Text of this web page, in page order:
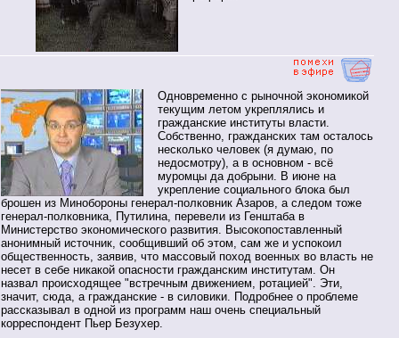
Одновременно с рыночной экономикой
текущим летом укреплялись и
гражданские институты власти.
Собственно, гражданских там осталось
несколько человек (я думаю, по
недосмотру), а в основном - всё
муромцы да добрыни. В июне на
укрепление социального блока был
брошен из Минобороны генерал-полковник Азаров, а следом тоже
генерал-полковника, Путилина, перевели из Генштаба в
Министерство экономического развития. Высокопоставленный
анонимный источник, сообщивший об этом, сам же и успокоил
общественность, заявив, что массовый поход военных во власть не
несет в себе никакой опасности гражданским институтам. Он
назвал происходящее "встречным движением, ротацией". Эти,
значит, сюда, а гражданские - в силовики. Подробнее о проблеме
рассказывал в одной из программ наш очень специальный
корреспондент Пьер Безухер.